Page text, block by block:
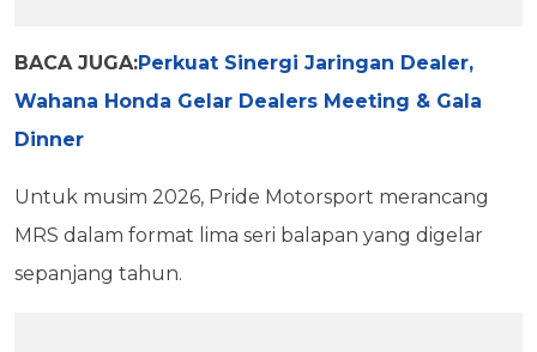
BACA JUGA:Perkuat Sinergi Jaringan Dealer,
Wahana Honda Gelar Dealers Meeting & Gala
Dinner
Untuk musim 2026, Pride Motorsport merancang
MRS dalam format lima seri balapan yang digelar
sepanjang tahun.